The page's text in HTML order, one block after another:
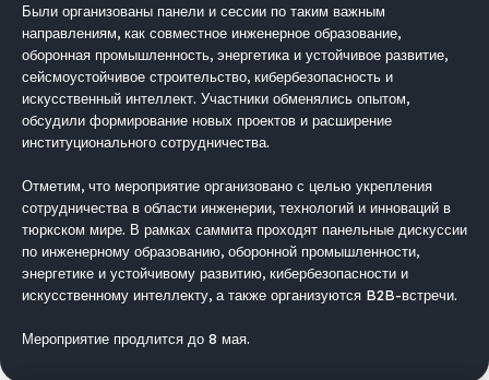
Были организованы панели и сессии по таким важным
направлениям, как совместное инженерное образование,
оборонная промышленность, энергетика и устойчивое развитие,
сейсмоустойчивое строительство, кибербезопасность и
искусственный интеллект. Участники обменялись опытом,
обсудили формирование новых проектов и расширение
институционального сотрудничества.
Отметим, что мероприятие организовано с целью укрепления
сотрудничества в области инженерии, технологий и инноваций в
тюркском мире. В рамках саммита проходят панельные дискуссии
по инженерному образованию, оборонной промышленности,
энергетике и устойчивому развитию, кибербезопасности и
искусственному интеллекту, а также организуются B2B-встречи.
Мероприятие продлится до 8 мая.